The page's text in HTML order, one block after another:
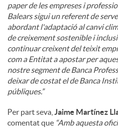
paper de les empreses i
Balears sigui un referent de
abordant l'adaptació al canvi
de creixement sostenible i
continuar creixent del teixit
com a Entitat a apostar per
nostre segment de Banca
deixar de costat el de Banca
públiques.”
Per part seva, Jaime Martínez
comentat que “Amb aquesta